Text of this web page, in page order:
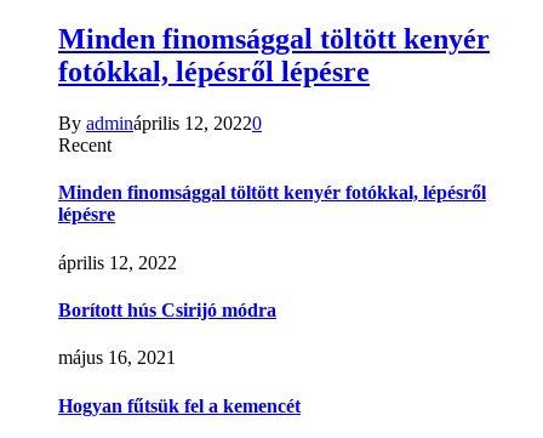
Minden finomsággal töltött kenyér
fotókkal, lépésről lépésre
By admináprilis 12, 20220
Recent
Minden finomsággal töltött kenyér fotókkal, lépésről
lépésre
április 12, 2022
Borított hús Csirijó módra
május 16, 2021
Hogyan fűtsük fel a kemencét